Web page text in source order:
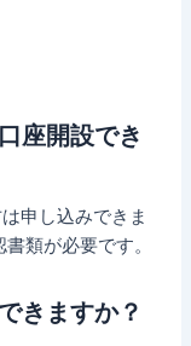
座開設でき
申し込みできま
類が必要です。
きますか？